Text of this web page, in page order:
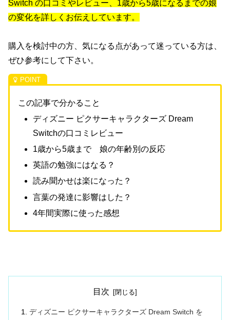
Switch の口コミやレビュー、1歳から5歳になるまでの娘
の変化を詳しくお伝えしています。
購入を検討中の方、気になる点があって迷っている方は、
ぜひ参考にして下さい。
この記事で分かること
ディズニー ピクサーキャラクターズ Dream
Switchの口コミレビュー
1歳から5歳まで 娘の年齢別の反応
英語の勉強にはなる？
読み聞かせは楽になった？
言葉の発達に影響はした？
4年間実際に使った感想
目次
ディズニー ピクサーキャラクターズ Dream Switch を